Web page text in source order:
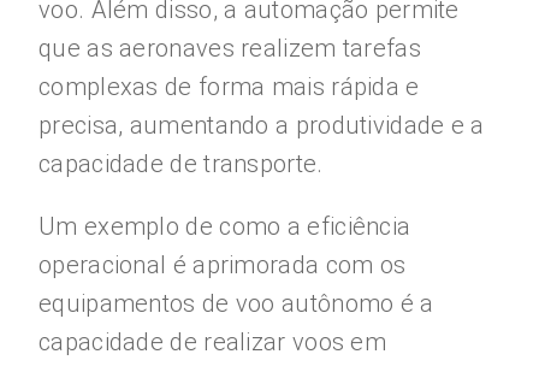
voo. Além disso, a automação permite
que as aeronaves realizem tarefas
complexas de forma mais rápida e
precisa, aumentando a produtividade e a
capacidade de transporte.
Um exemplo de como a eficiência
operacional é aprimorada com os
equipamentos de voo autônomo é a
capacidade de realizar voos em